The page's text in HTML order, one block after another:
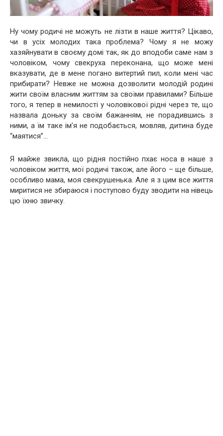
Ну чому родичі не можуть не лізти в наше життя? Цікаво,
чи в усіх молодих така проблема? Чому я не можу
хазяйнувати в своєму домі так, як до вподоби саме нам з
чоловіком, чому свекруха переконана, що може мені
вказувати, де в мене погано витертий пил, коли мені час
прибирати? Невже не можна дозволити молодій родині
жити своїм власним життям за своїми правилами? Більше
того, я тепер в немилості у чоловікової рідні через те, що
назвала доньку за своїм бажанням, не порадившись з
ними, а їм таке ім’я не подобається, мовляв, дитина буде
“маятися”…
Я майже звикла, що рідня постійно пхає носа в наше з
чоловіком життя, мої родичі також, але його – ще більше,
особливо мама, моя свекрушенька. Але я з цим все життя
миритися не збираюся і поступово буду зводити на нівець
цю їхню звичку.